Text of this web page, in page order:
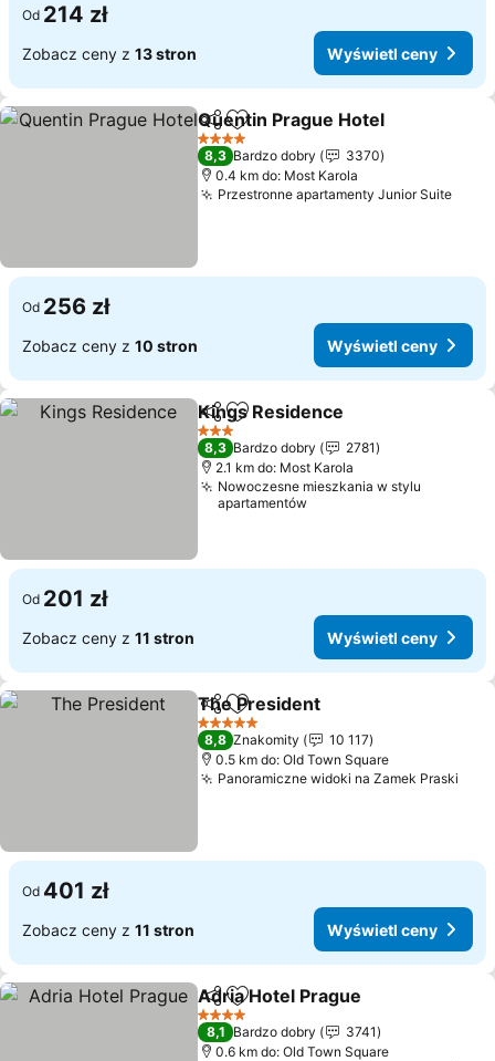
Od 214 zł
Zobacz ceny z 13 stron Wyświetl ceny
UdostępnijDodaj do ulubionych
Quentin Prague Hotel
4 Kategoria
8,3 Bardzo dobry
3370
0.4 km do: Most Karola
Przestronne apartamenty Junior Suite
Od 256 zł
Zobacz ceny z 10 stron Wyświetl ceny
Udostępnij
Dodaj do ulubionych
Kings Residence
3 Kategoria
8,3 Bardzo dobry
2781
2.1 km do: Most Karola
Nowoczesne mieszkania w stylu
apartamentów
Od 201 zł
Zobacz ceny z 11 stron Wyświetl ceny
Udostępnij
Dodaj do ulubionych
The President
5 Kategoria
8,8 Znakomity
10 117
0.5 km do: Old Town Square
Panoramiczne widoki na Zamek Praski
Od 401 zł
Zobacz ceny z 11 stron Wyświetl ceny
Udostępnij
Dodaj do ulubionych
Adria Hotel Prague
4 Kategoria
8,1 Bardzo dobry
3741
0.6 km do: Old Town Square